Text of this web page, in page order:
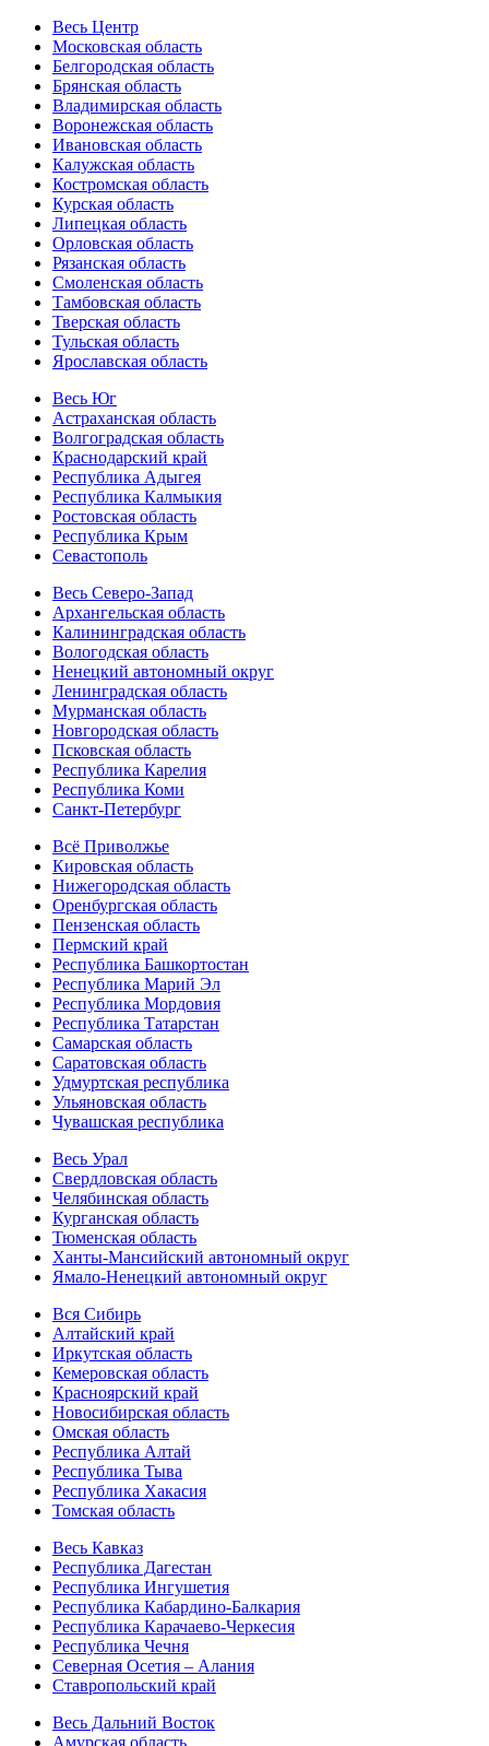
Весь Центр
Московская область
Белгородская область
Брянская область
Владимирская область
Воронежская область
Ивановская область
Калужская область
Костромская область
Курская область
Липецкая область
Орловская область
Рязанская область
Смоленская область
Тамбовская область
Тверская область
Тульская область
Ярославская область
Весь Юг
Астраханская область
Волгоградская область
Краснодарский край
Республика Адыгея
Республика Калмыкия
Ростовская область
Республика Крым
Севастополь
Весь Северо-Запад
Архангельская область
Калининградская область
Вологодская область
Ненецкий автономный округ
Ленинградская область
Мурманская область
Новгородская область
Псковская область
Республика Карелия
Республика Коми
Санкт-Петербург
Всё Приволжье
Кировская область
Нижегородская область
Оренбургская область
Пензенская область
Пермский край
Республика Башкортостан
Республика Марий Эл
Республика Мордовия
Республика Татарстан
Самарская область
Саратовская область
Удмуртская республика
Ульяновская область
Чувашская республика
Весь Урал
Свердловская область
Челябинская область
Курганская область
Тюменская область
Ханты-Мансийский автономный округ
Ямало-Ненецкий автономный округ
Вся Сибирь
Алтайский край
Иркутская область
Кемеровская область
Красноярский край
Новосибирская область
Омская область
Республика Алтай
Республика Тыва
Республика Хакасия
Томская область
Весь Кавказ
Республика Дагестан
Республика Ингушетия
Республика Кабардино-Балкария
Республика Карачаево-Черкесия
Республика Чечня
Северная Осетия – Алания
Ставропольский край
Весь Дальний Восток
Амурская область